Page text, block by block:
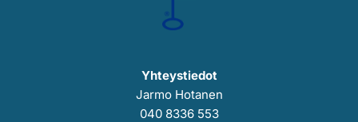
Yhteystiedot
Jarmo Hotanen
040 8336 553